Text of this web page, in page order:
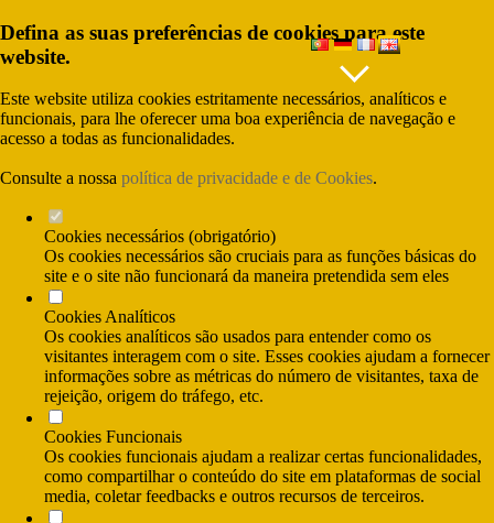
Defina as suas preferências de cookies para este
website.
Este website utiliza cookies estritamente necessários, analíticos e
funcionais, para lhe oferecer uma boa experiência de navegação e
acesso a todas as funcionalidades.
Consulte a nossa política de privacidade e de Cookies.
Cookies necessários (obrigatório)
Os cookies necessários são cruciais para as funções básicas do
site e o site não funcionará da maneira pretendida sem eles
Cookies Analíticos
Os cookies analíticos são usados para entender como os
visitantes interagem com o site. Esses cookies ajudam a fornecer
informações sobre as métricas do número de visitantes, taxa de
rejeição, origem do tráfego, etc.
Cookies Funcionais
Os cookies funcionais ajudam a realizar certas funcionalidades,
como compartilhar o conteúdo do site em plataformas de social
media, coletar feedbacks e outros recursos de terceiros.
cost to national mobile network)